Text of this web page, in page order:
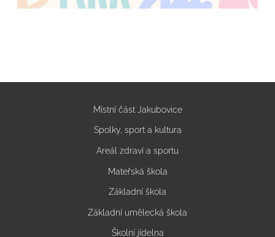
Místní část Jakubovice
Spolky, sport a kultura
Areál zdraví a sportu
Mateřská škola
Základní škola
Základní umělecká škola
Školní jídelna